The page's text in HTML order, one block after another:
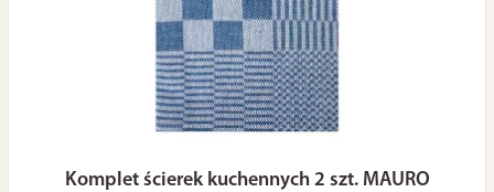
Komplet ścierek kuchennych 2 szt. MAURO